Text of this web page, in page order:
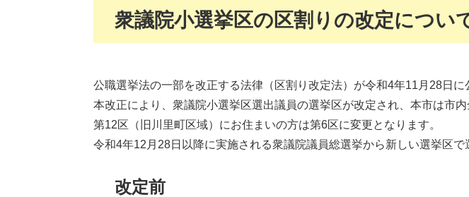
衆議院小選挙区の区割りの改定につい
公職選挙法の一部を改正する法律（区割り改定法）が令和4年11月28日に
本改正により、衆議院小選挙区選出議員の選挙区が改定され、本市は市内
第12区（旧川里町区域）にお住まいの方は第6区に変更となります。
令和4年12月28日以降に実施される衆議院議員総選挙から新しい選挙区で
改定前